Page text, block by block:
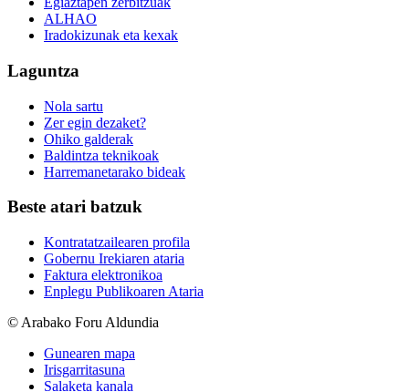
ALHAO
Iradokizunak eta kexak
Laguntza
Nola sartu
Zer egin dezaket?
Ohiko galderak
Baldintza teknikoak
Harremanetarako bideak
Beste atari batzuk
Kontratatzailearen profila
Gobernu Irekiaren ataria
Faktura elektronikoa
Enplegu Publikoaren Ataria
© Arabako Foru Aldundia
Gunearen mapa
Irisgarritasuna
Salaketa kanala